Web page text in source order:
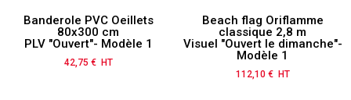
Banderole PVC Oeillets
80x300 cm
PLV "Ouvert"- Modèle 1
Prix
42,75 € HT
Beach flag Oriflamme
classique 2,8 m
Visuel "Ouvert le dimanche"-
Modèle 1
Prix
112,10 € HT